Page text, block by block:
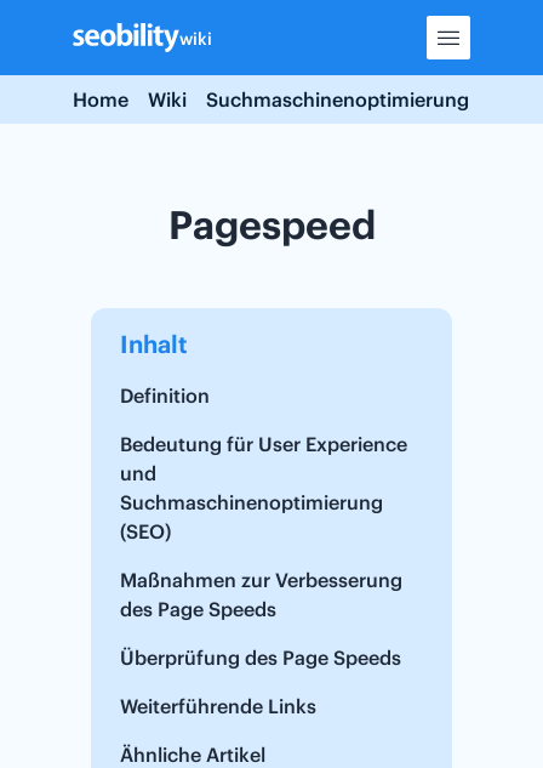
content
wiki
Home Wiki Suchmaschinenoptimierung
Pagespeed
Inhalt
Definition
Bedeutung für User Experience
und
Suchmaschinenoptimierung
(SEO)
Maßnahmen zur Verbesserung
des Page Speeds
Überprüfung des Page Speeds
Weiterführende Links
Ähnliche Artikel